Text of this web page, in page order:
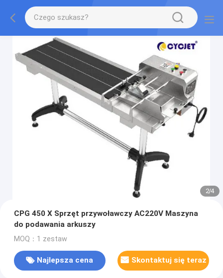
2/4
CPG 450 X Sprzęt przywoławczy AC220V Maszyna
do podawania arkuszy
MOQ：1 zestaw
Najlepsza cena Skontaktuj się teraz